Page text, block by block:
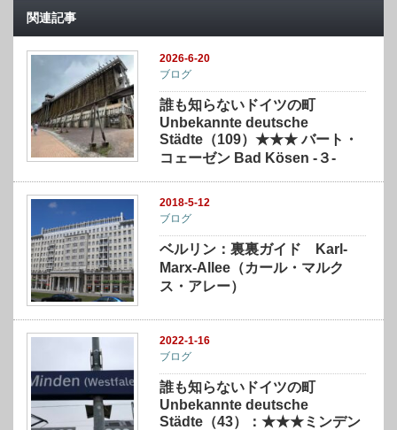
関連記事
2026-6-20
ブログ
誰も知らないドイツの町
Unbekannte deutsche
Städte（109）★★★ バート・
コェーゼン Bad Kösen -３-
2018-5-12
ブログ
ベルリン：裏裏ガイド Karl-
Marx-Allee（カール・マルク
ス・アレー）
2022-1-16
ブログ
誰も知らないドイツの町
Unbekannte deutsche
Städte（43）：★★★ミンデン